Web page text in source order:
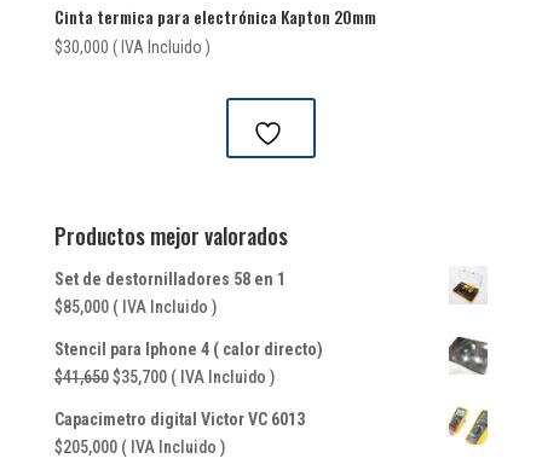
Cinta termica para electrónica Kapton 20mm
$30,000 ( IVA Incluido )
Productos mejor valorados
Set de destornilladores 58 en 1
$85,000 ( IVA Incluido )
Stencil para Iphone 4 ( calor directo)
$41,650 El
original
era:
$35,700El
actual
es:
( IVA Incluido )
Capacimetro digital Victor VC 6013
$205,000 ( IVA Incluido )